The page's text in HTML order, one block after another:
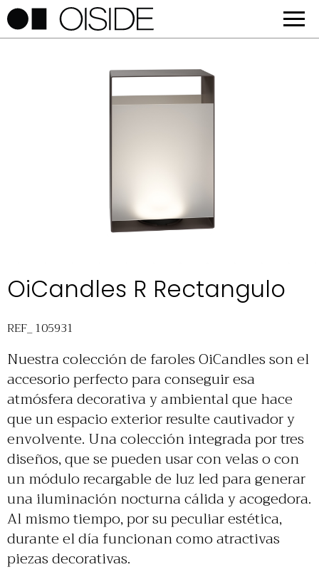
OiCandles R Rectangulo
REF_ 105931
Nuestra colección de faroles OiCandles son el
accesorio perfecto para conseguir esa
atmósfera decorativa y ambiental que hace
que un espacio exterior resulte cautivador y
envolvente. Una colección integrada por tres
diseños, que se pueden usar con velas o con
un módulo recargable de luz led para generar
una iluminación nocturna cálida y acogedora.
Al mismo tiempo, por su peculiar estética,
durante el día funcionan como atractivas
piezas decorativas.